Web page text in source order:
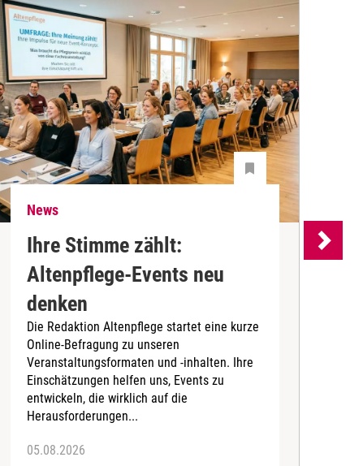
News
Ihre Stimme zählt:
Altenpflege-Events neu
denken
Die Redaktion Altenpflege startet eine kurze
Online-Befragung zu unseren
Veranstaltungsformaten und -inhalten. Ihre
Einschätzungen helfen uns, Events zu
entwickeln, die wirklich auf die
Herausforderungen...
05.08.2026